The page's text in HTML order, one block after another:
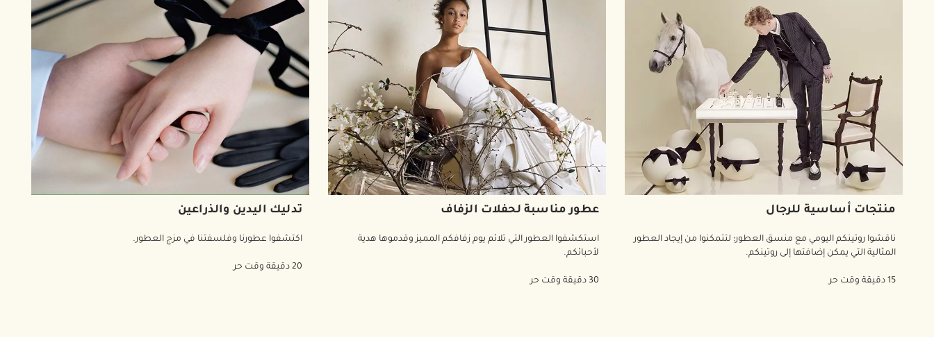
منتجات أساسية للرجال
ناقشوا روتينكم اليومي مع منسق العطور؛ لتتمكنوا من إيجاد العطور
المثالية التي يمكن إضافتها إلى روتينكم.
15 دقيقة وقت حر
عطور مناسبة لحفلات الزفاف
استكشفوا العطور التي تلائم يوم زفافكم المميز وقدموها هدية
لأحبائكم.
30 دقيقة وقت حر
تدليك اليدين والذراعين
اكتشفوا عطورنا وفلسفتنا في مزج العطور.
20 دقيقة وقت حر